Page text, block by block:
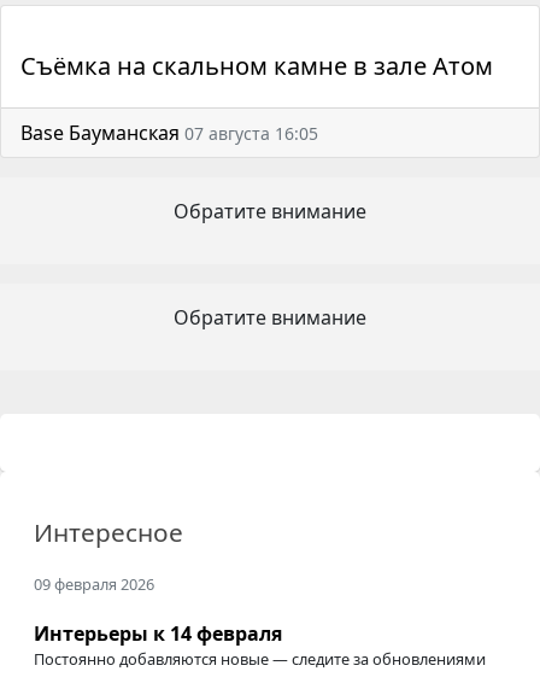
Съёмка на скальном камне в зале Атом
Base Бауманская 07 августа 16:05
Обратите внимание
Обратите внимание
Интересное
09 февраля 2026
Интерьеры к 14 февраля
Постоянно добавляются новые — следите за обновлениями